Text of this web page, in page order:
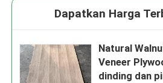
Dapatkan Harga
Natural
Veneer
dinding dan